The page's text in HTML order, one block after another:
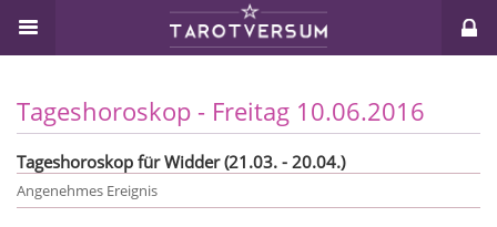
Tageshoroskop - Freitag 10.06.2016
Tageshoroskop für Widder (21.03. - 20.04.)
Angenehmes Ereignis